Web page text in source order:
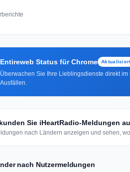
Entireweb Status für Chrome
Überwachen Sie Ihre Lieblingsdienste direkt
Ausfällen.
Sie iHeartRadio-Meldungen
nach Ländern anzeigen und sehen,
nach Nutzermeldungen